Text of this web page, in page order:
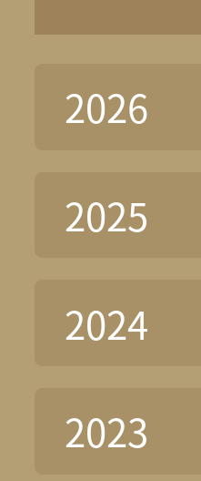
2026
2025
2024
2023